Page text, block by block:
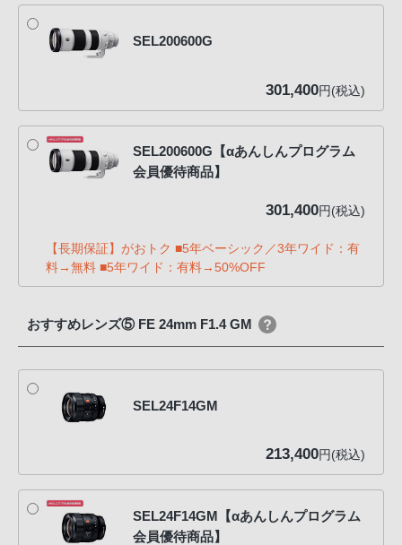
SEL200600G
301,400円(税込)
SEL200600G【αあんしんプログラム
会員優待商品】
301,400円(税込)
【長期保証】がおトク ■5年ベーシック／3年ワイド：有
料→無料 ■5年ワイド：有料→50%OFF
おすすめレンズ⑤ FE 24mm F1.4 GM
SEL24F14GM
213,400円(税込)
SEL24F14GM【αあんしんプログラム
会員優待商品】